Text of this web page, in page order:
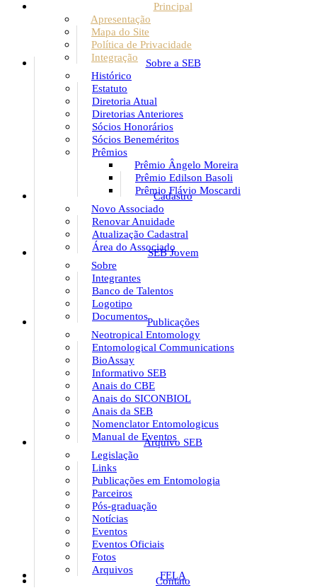
Principal
Apresentação
Mapa do Site
Política de Privacidade
Integração
Sobre a SEB
Histórico
Estatuto
Diretoria Atual
Diretorias Anteriores
Sócios Honorários
Sócios Beneméritos
Prêmios
Prêmio Ângelo Moreira
Prêmio Edilson Basoli
Prêmio Flávio Moscardi
Cadastro
Novo Associado
Renovar Anuidade
Atualização Cadastral
Área do Associado
SEB Jovem
Sobre
Integrantes
Banco de Talentos
Logotipo
DocumentosPublicações
Neotropical Entomology
Entomological Communications
BioAssay
Informativo SEB
Anais do CBE
Anais do SICONBIOL
Anais da SEB
Nomenclator Entomologicus
Manual de Eventos
Arquivo SEB
Legislação
Links
Publicações em Entomologia
Parceiros
Pós-graduação
Notícias
Eventos
Eventos Oficiais
Fotos
Arquivos
FELA
Contato